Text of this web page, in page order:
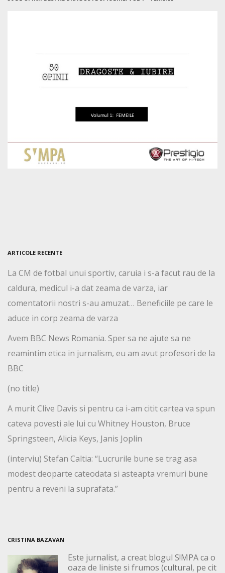
ARTICOLE RECENTE
La CM de fotbal unui sportiv, caruia i s-a facut rau de la
caldura, medicul i-a dat zeama de varza, iar
comentatorii nostri s-au amuzat… Beneficiile pe care le
aduce in corp zeama de varza
Avem BBC News Romania. Sper sa ne ajute sa ne
reamintim etica in jurnalism, eu am avut profesori de la
BBC
(no title)
A murit Clive Davis si pentru ca i-am citit cartea va spun
cateva povesti ale lui cu Whitney Houston, Bruce
Springsteen, Alicia Keys, Janis Joplin
(interviu) Stefan Caltia: “Lucrurile bune se trag asa
modest deoparte cateodata si asteapta vremuri bune
pentru a reveni la suprafata.”
CRISTINA BAZAVAN
Este jurnalist, a creat blogul S!MPA ca o
oaza de liniste si frumos (cultural, pe cit